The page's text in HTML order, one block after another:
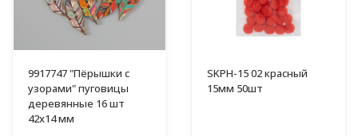
9917747 "Пёрышки с
узорами" пуговицы
деревянные 16 шт
42х14 мм
SKPH-15 02 красный
15мм 50шт